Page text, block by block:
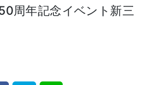
周年記念イベント新三